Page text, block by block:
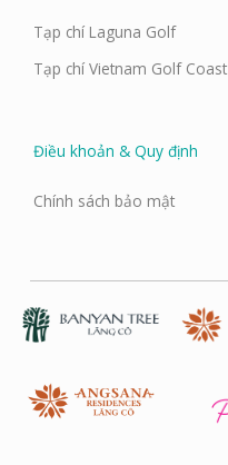
Tạp chí Laguna Golf
Tạp chí Vietnam Golf Coast
Điều khoản & Quy định
Chính sách bảo mật